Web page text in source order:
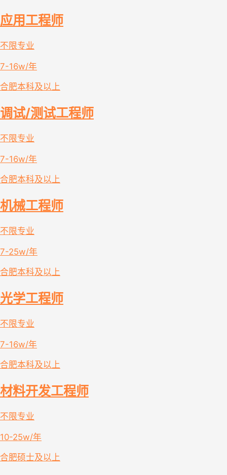
应用工程师
不限专业
7-16w/年
合肥本科及以上
调试/测试工程师
不限专业
7-16w/年
合肥本科及以上
机械工程师
不限专业
7-25w/年
合肥本科及以上
光学工程师
不限专业
7-16w/年
合肥本科及以上
材料开发工程师
不限专业
10-25w/年
合肥硕士及以上